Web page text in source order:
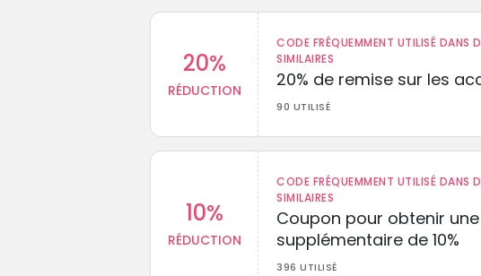
20%
RÉDUCTION
CODE FRÉQUEMMENT UTILISÉ DANS
SIMILAIRES
20% de remise sur les
90 UTILISÉ
10%
RÉDUCTION
CODE FRÉQUEMMENT UTILISÉ DANS
SIMILAIRES
Coupon pour obtenir
supplémentaire de 10%
396 UTILISÉ